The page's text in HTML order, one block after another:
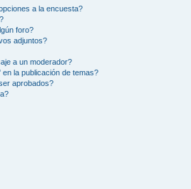
a la encuesta?
foro?
adjuntos?
a un moderador?
la publicación de temas?
aprobados?